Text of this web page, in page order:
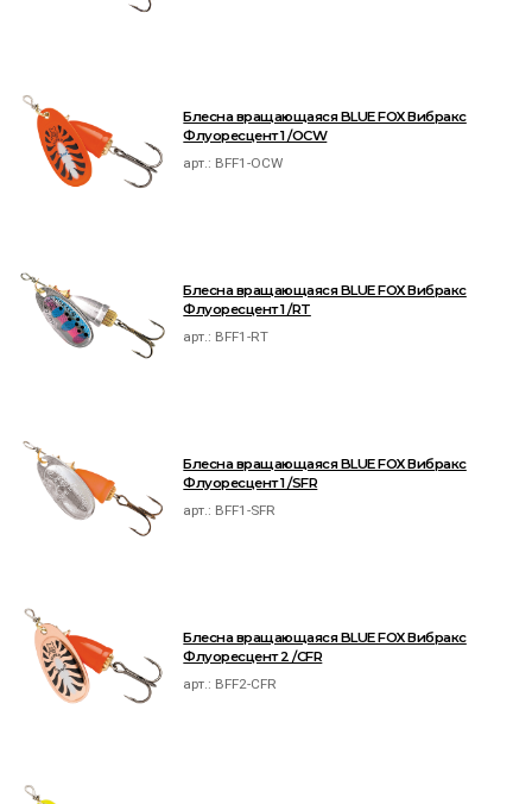
Блесна вращающаяся BLUE FOX Вибракс
Флуоресцент 1 /OCW
арт.: BFF1-OCW
Блесна вращающаяся BLUE FOX Вибракс
Флуоресцент 1 /RT
арт.: BFF1-RT
Блесна вращающаяся BLUE FOX Вибракс
Флуоресцент 1 /SFR
арт.: BFF1-SFR
Блесна вращающаяся BLUE FOX Вибракс
Флуоресцент 2 /CFR
арт.: BFF2-CFR